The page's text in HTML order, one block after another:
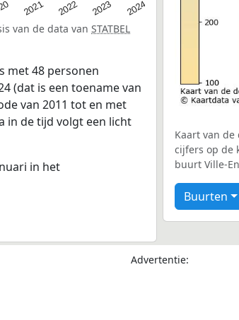
2021 2022 2023 2024
van de data van STATBEL
met 48 personen
(dat is een toename van
van 2011 tot en met
in de tijd volgt een licht
in het
Kaart van
cijfers op de
buurt Ville-
Buurten
Advertentie: